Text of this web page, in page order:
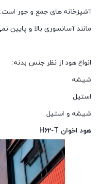
آشپزخانه های جمع و جور
مانند آسانسوری بالا و پایین
انواع هود از نظر جنس بدنه:
شیشه
استیل
شیشه و استیل
هود اخوان H62-T